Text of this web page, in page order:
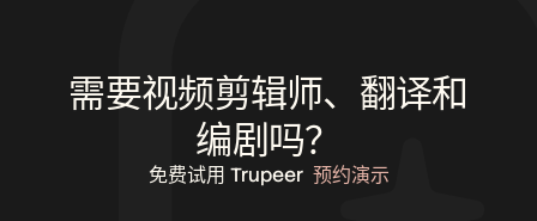
需要视频剪辑师、翻译和
编剧吗？
免费试用 Trupeer 预约演示